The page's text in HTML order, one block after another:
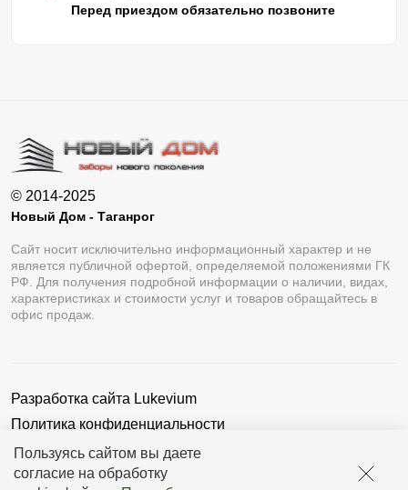
Пользуясь сайтом вы даете
согласие на обработку
Перед приездом обязательно позвоните
© 2014-2025
Новый Дом - Таганрог
Сайт носит исключительно информационный характер и не
является публичной офертой, определяемой положениями ГК
РФ. Для получения подробной информации о наличии, видах,
характеристиках и стоимости услуг и товаров обращайтесь в
офис продаж.
Разработка сайта Lukevium
Политика конфиденциальности
Пользовательское соглашение